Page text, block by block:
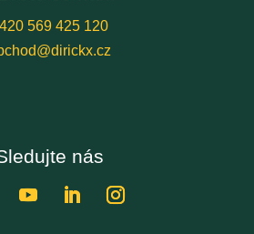
569 425 120
nás